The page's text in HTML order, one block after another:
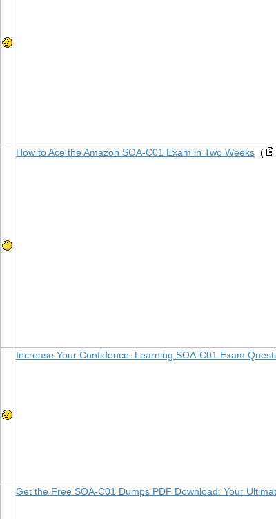
How to Ace the Amazon SOA-C01 Exam in Two Weeks (
Increase Your Confidence: Learning SOA-C01 Exam
Get the Free SOA-C01 Dumps PDF Download: Your